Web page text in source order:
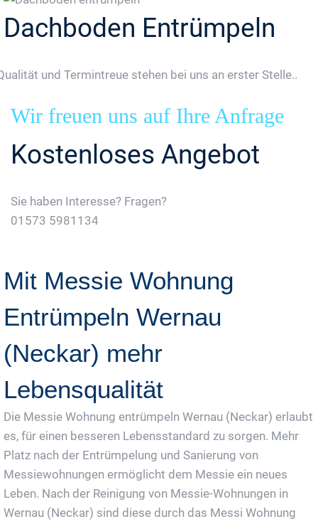
Dachboden Entrümpeln
und Termintreue stehen bei uns an erster Stelle..
Wir freuen uns auf Ihre Anfrage
Kostenloses Angebot
Sie haben Interesse? Fragen?
01573 5981134
Mit Messie Wohnung
Entrümpeln Wernau
(Neckar) mehr
Lebensqualität
Die Messie Wohnung entrümpeln Wernau (Neckar) erlaubt
es, für einen besseren Lebensstandard zu sorgen. Mehr
Platz nach der Entrümpelung und Sanierung von
Messiewohnungen ermöglicht dem Messie ein neues
Leben. Nach der Reinigung von Messie-Wohnungen in
Wernau (Neckar) sind diese durch das Messi Wohnung